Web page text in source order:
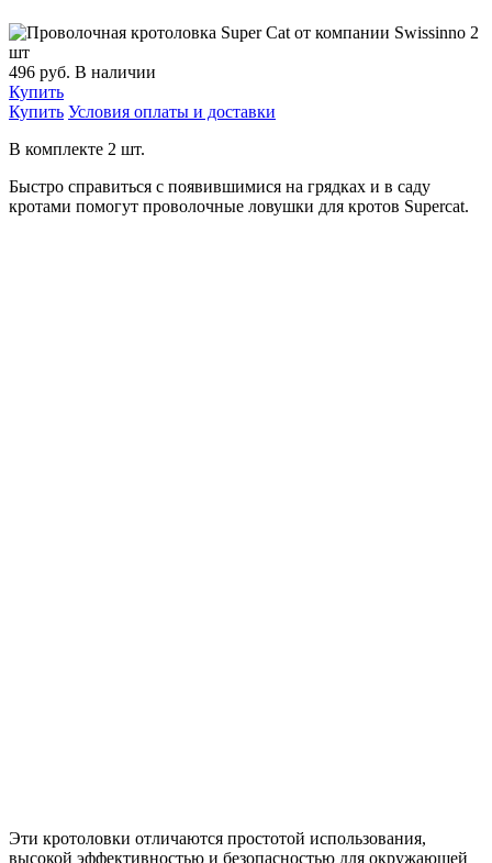
496 руб. В наличии
Купить
Купить Условия оплаты и доставки
В комплекте 2 шт.
Быстро справиться с появившимися на грядках и в саду
кротами помогут проволочные ловушки для кротов Supercat.
Эти кротоловки отличаются простотой использования,
высокой эффективностью и безопасностью для окружающей